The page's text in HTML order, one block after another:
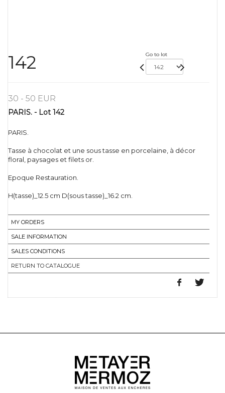
142 Go to lot
30 - 50 EUR
PARIS. - Lot 142
PARIS.
Tasse à chocolat et une sous tasse en porcelaine, à décor
floral, paysages et filets or.
Epoque Restauration.
H(tasse)_12.5 cm D(sous tasse)_16.2 cm.
MY ORDERS
SALE INFORMATION
SALES CONDITIONS
RETURN TO CATALOGUE